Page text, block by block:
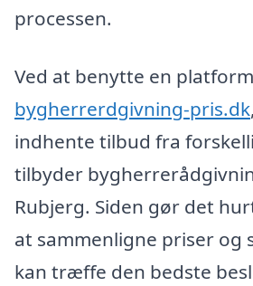
processen.
Ved at benytte en
bygherrerdgivning-pris.dk
indhente tilbud fra
tilbyder
Rubjerg. Siden gør det
at sammenligne priser og
kan træffe den bedste